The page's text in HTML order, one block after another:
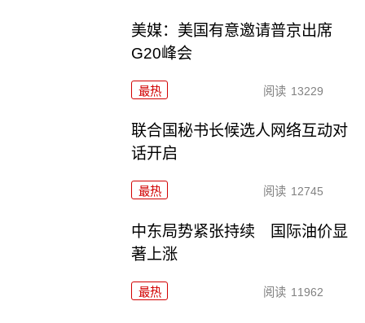
美媒：美国有意邀请普京出席
G20峰会
最热 阅读 13229
联合国秘书长候选人网络互动对
话开启
最热 阅读 12745
中东局势紧张持续 国际油价显
著上涨
最热 阅读 11962